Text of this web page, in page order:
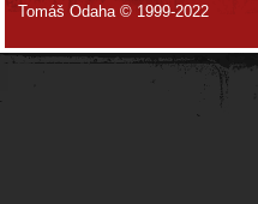
Tomáš Odaha © 1999-2022